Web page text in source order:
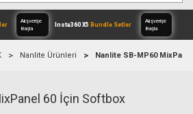
IIIBundle Setler
Alışverişe
Nanlite Ürünleri Nanlite SB-MP60
60 İçin Softbox